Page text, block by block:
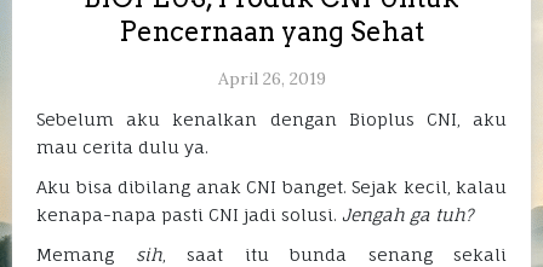
Pencernaan yang Sehat
April 26, 2019
Sebelum aku kenalkan dengan Bioplus CNI, aku
mau cerita dulu ya.
Aku bisa dibilang anak CNI banget. Sejak kecil, kalau
kenapa-napa pasti CNI jadi solusi. Jengah ga tuh?
Memang sih, saat itu bunda senang sekali